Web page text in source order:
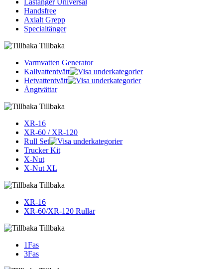
Låstänger Universal
Handsfree
Axialt Grepp
Specialtänger
Tillbaka
Varmvatten Generator
Kallvattentvätt
Hetvattentvätt
Ångtvättar
Tillbaka
XR-16
XR-60 / XR-120
Rull Set
Trucker Kit
X-Nut
X-Nut XL
Tillbaka
XR-16
XR-60/XR-120 Rullar
Tillbaka
1Fas
3Fas